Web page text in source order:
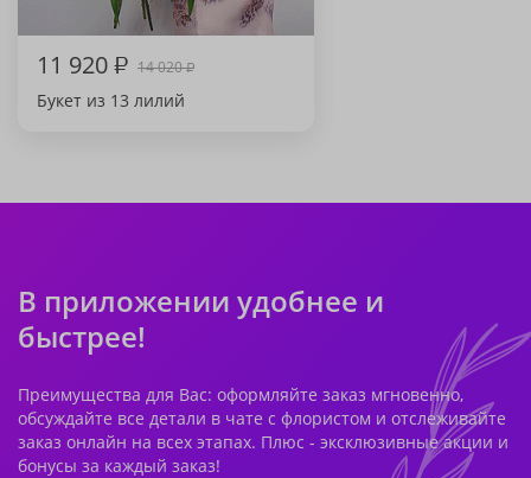
11 920₽ 14 020₽
Букет из 13 лилий
В приложении удобнее и
быстрее!
Преимущества для Вас: оформляйте заказ мгновенно,
обсуждайте все детали в чате с флористом и отслеживайте
заказ онлайн на всех этапах. Плюс - эксклюзивные акции и
бонусы за каждый заказ!